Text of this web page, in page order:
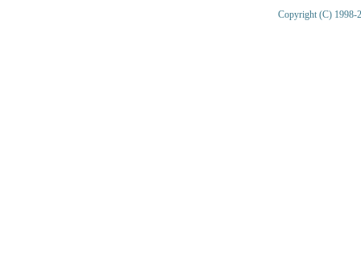
Copyright (C) 1998-